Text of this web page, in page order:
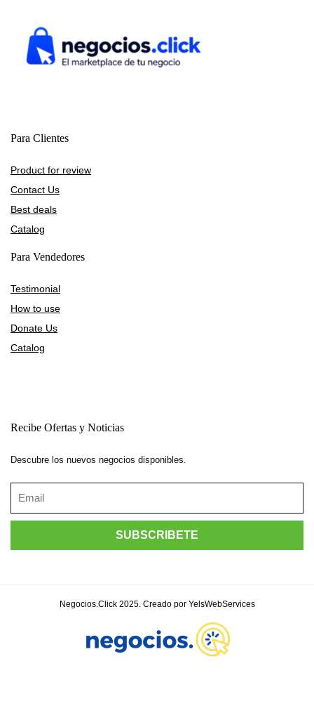
Para Clientes
Product for review
Contact Us
Best deals
Catalog
Para Vendedores
Testimonial
How to use
Donate Us
Catalog
Recibe Ofertas y Noticias
Descubre los nuevos negocios disponibles.
Negocios.Click 2025. Creado por YelsWebServices